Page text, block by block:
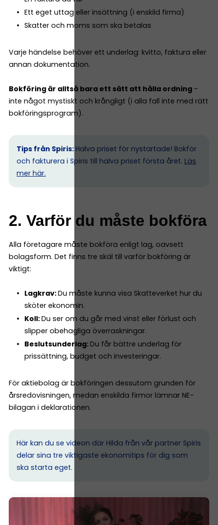
Ett eget uttag eller insättning (i enskild firma)
Skatter och moms som ska betalas
Varje händelse behöver ett underlag: kvitto, faktura eller
annan dokumentation.
Bokföring är alltså bara ett sätt att hålla ordning –
inte något mystiskt och krångligt (i alla fall inte med rätt
bokföringsprogram).
Tips från Spiris: Halva priset för nystartade! Bokför
och fakturera i Spiris till halva priset första året. Läs
mer här.
2. Varför du måste bokföra
Alla företagare måste bokföra enligt lag, oavsett
bolagsform. Det finns tre skäl till varför bokföring är
viktigt:
Lagkrav:Du måste kunna visa Skatteverket hur du
sköter ekonomin.
Koll:Du ser om du går med vinst eller förlust och
slipper obehagliga överraskningar.
Beslutsunderlag: Du får bättre underlag för
prissättning, budget och investeringar.
För aktiebolag är bokföringen dessutom grunden för
årsredovisningen, medan enskilda firmor lämnar NE-
bilagan i deklarationen.
Här kan du se videon där Hilda från vår partner Spiris
delar sina tre viktigaste ekonomitips för dig som
ska starta eget.